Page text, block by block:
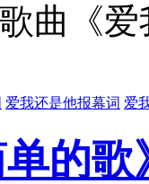
曲《
爱我还是他报幕词 爱
单的